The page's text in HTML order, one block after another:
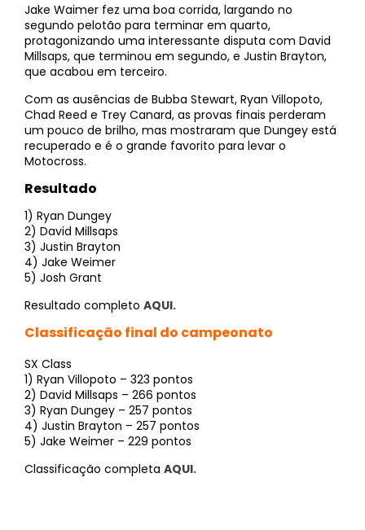
Jake Waimer fez uma boa corrida, largando no
segundo pelotão para terminar em quarto,
protagonizando uma interessante disputa com David
Millsaps, que terminou em segundo, e Justin Brayton,
que acabou em terceiro.
Com as ausências de Bubba Stewart, Ryan Villopoto,
Chad Reed e Trey Canard, as provas finais perderam
um pouco de brilho, mas mostraram que Dungey está
recuperado e é o grande favorito para levar o
Motocross.
Resultado
1) Ryan Dungey
2) David Millsaps
3) Justin Brayton
4) Jake Weimer
5) Josh Grant
Resultado completo AQUI.
Classificação final do campeonato
SX Class
1) Ryan Villopoto – 323 pontos
2) David Millsaps – 266 pontos
3) Ryan Dungey – 257 pontos
4) Justin Brayton – 257 pontos
5) Jake Weimer – 229 pontos
Classificação completa AQUI.